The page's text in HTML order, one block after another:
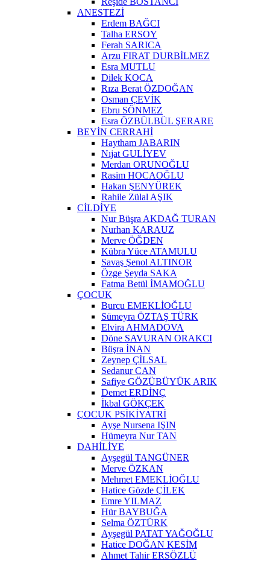
ANESTEZİ
Erdem BAĞCI
Talha ERSOY
Ferah SARICA
Arzu FIRAT DURBİLMEZ
Esra MUTLU
Dilek KOCA
Rıza Berat ÖZDOĞAN
Osman ÇEVİK
Ebru SÖNMEZ
Esra ÖZBÜLBÜL ŞERARE
BEYİN CERRAHİ
Haytham JABARIN
Nıjat GULİYEV
Merdan ORUNOĞLU
Rasim HOCAOĞLU
Hakan ŞENYÜREK
Rahile Zülal AŞIK
CİLDİYE
Nur Büşra AKDAĞ TURAN
Nurhan KARAUZ
Merve ÖĞDEN
Kübra Yüce ATAMULU
Savaş Şenol ALTINOR
Özge Şeyda SAKA
Fatma Betül İMAMOĞLU
ÇOCUK
Burcu EMEKLİOĞLU
Sümeyra ÖZTAŞ TÜRK
Elvira AHMADOVA
Döne SAVURAN ORAKCI
Büşra İNAN
Zeynep ÇİLSAL
Sedanur CAN
Safiye GÖZÜBÜYÜK ARIK
Demet ERDİNÇ
İkbal GÖKÇEK
ÇOCUK PSİKİYATRİ
Ayşe Nursena IŞIN
Hümeyra Nur TAN
DAHİLİYE
Ayşegül TANGÜNER
Merve ÖZKAN
Mehmet EMEKLİOĞLU
Hatice Gözde ÇİLEK
Emre YILMAZ
Hür BAYBUĞA
Selma ÖZTÜRK
Ayşegül PATAT YAĞOĞLU
Hatice DOĞAN KESİM
Ahmet Tahir ERSÖZLÜ